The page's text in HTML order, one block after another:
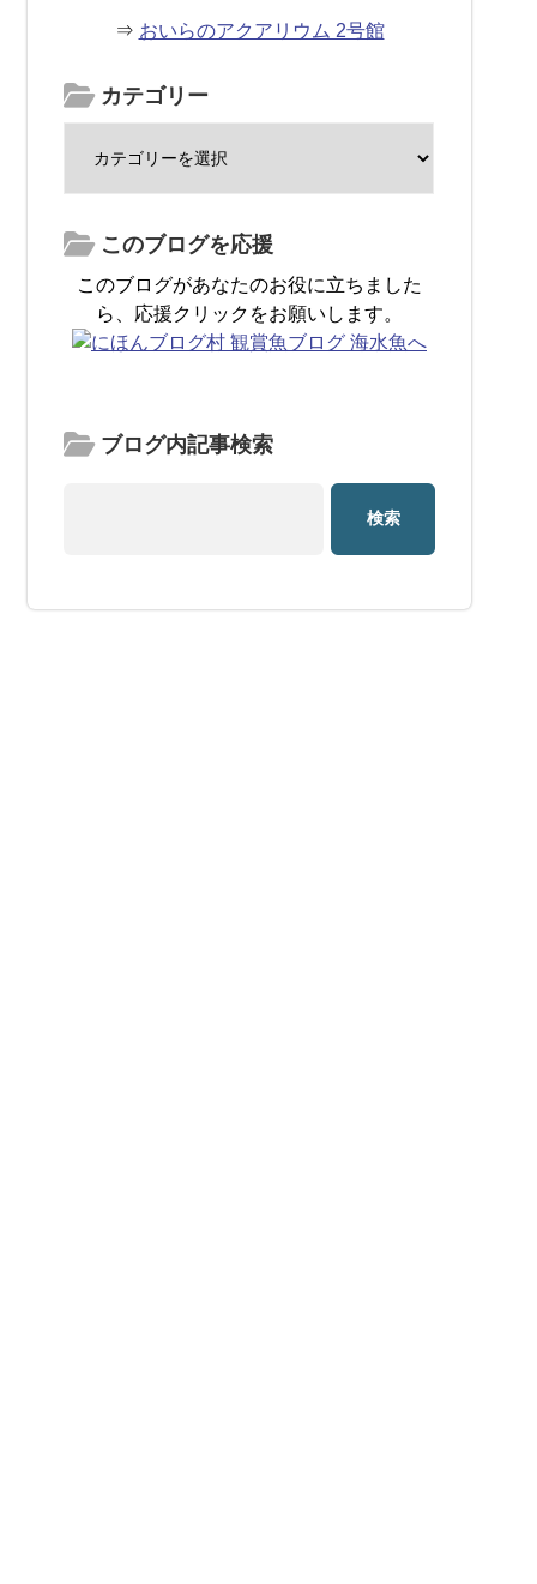
⇒ おいらのアクアリウム 2号館
カテゴリー
このブログを応援
このブログがあなたのお役に立ちました
ら、応援クリックをお願いします。
ブログ内記事検索